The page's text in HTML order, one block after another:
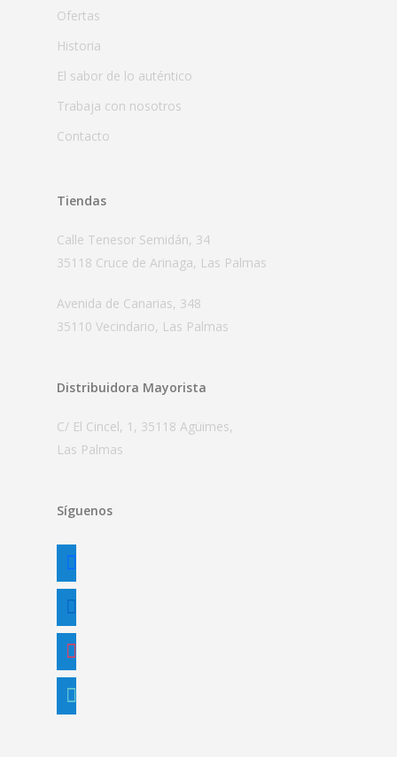
Ofertas
Historia
El sabor de lo auténtico
Trabaja con nosotros
Contacto
Tiendas
Calle Tenesor Semidán, 34
35118 Cruce de Arinaga, Las Palmas
Avenida de Canarias, 348
35110 Vecindario, Las Palmas
Distribuidora Mayorista
C/ El Cincel, 1, 35118 Agüimes,
Las Palmas
Síguenos
facebook
linkedin
instagram
tiktok